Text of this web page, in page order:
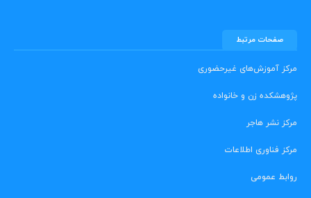
صفحات مرتبط
مرکز آموزش‌های غیرحضوری
پژوهشکده زن و خانواده
مرکز نشر هاجر
مرکز فناوری اطلاعات
روابط عمومی